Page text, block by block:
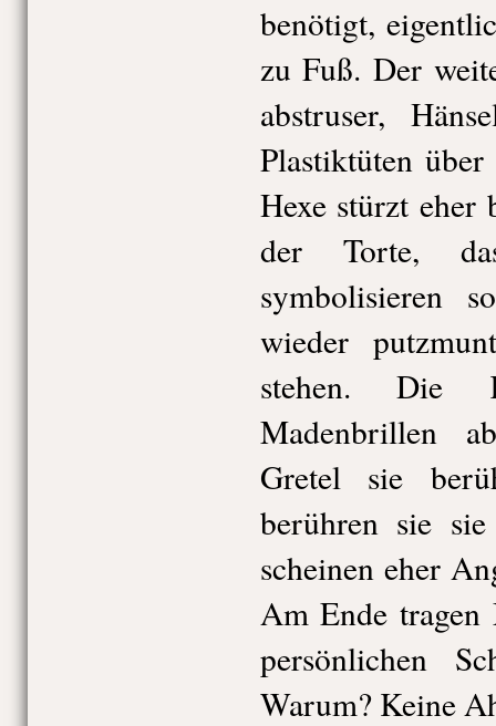
benötigt,
zu Fuß. Der
abstruser,
Plastiktüten
Hexe stürzt
der Torte,
symbolisieren
wieder
stehen. Die
Madenbrillen
Gretel sie
berühren sie
scheinen eher
Am Ende
persönlichen
Warum? Keine